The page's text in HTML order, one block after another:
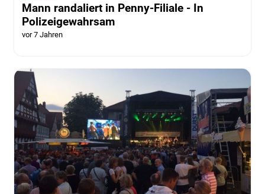
Mann randaliert in Penny-Filiale - In
Polizeigewahrsam
vor 7 Jahren